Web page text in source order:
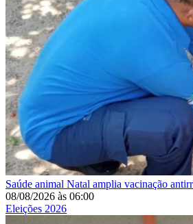
Saúde animal Natal amplia vacinação
08/08/2026 às 06:00
Eleições 2026